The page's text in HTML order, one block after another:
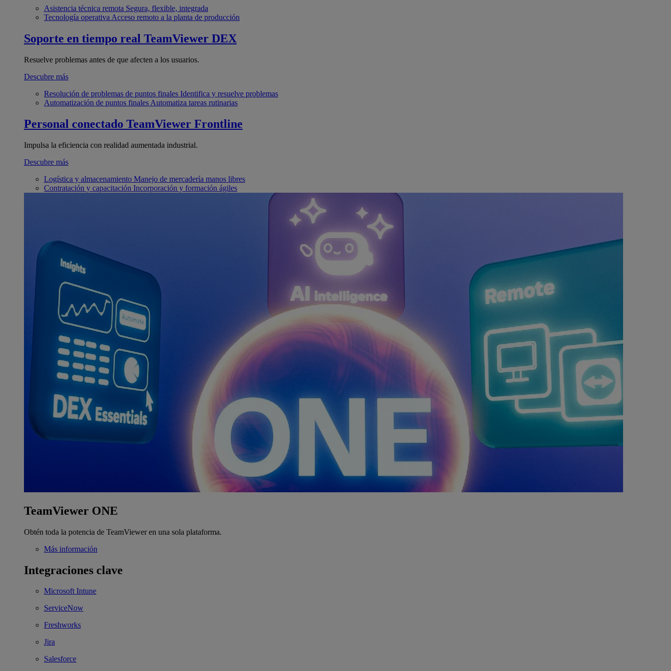
Asistencia técnica remota Segura, flexible, integrada
Tecnología operativa Acceso remoto a la planta de producción
Soporte en tiempo real TeamViewer DEX
Resuelve problemas antes de que afecten a los usuarios.
Descubre más
Resolución de problemas de puntos finales Identifica y resuelve problemas
Automatización de puntos finales Automatiza tareas rutinarias
Personal conectado TeamViewer Frontline
Impulsa la eficiencia con realidad aumentada industrial.
Descubre más
Logística y almacenamiento Manejo de mercadería manos libres
Contratación y capacitación Incorporación y formación ágiles
TeamViewer ONE
Obtén toda la potencia de TeamViewer en una sola plataforma.
Más información
Integraciones clave
Microsoft Intune
ServiceNow
Freshworks
Jira
Salesforce